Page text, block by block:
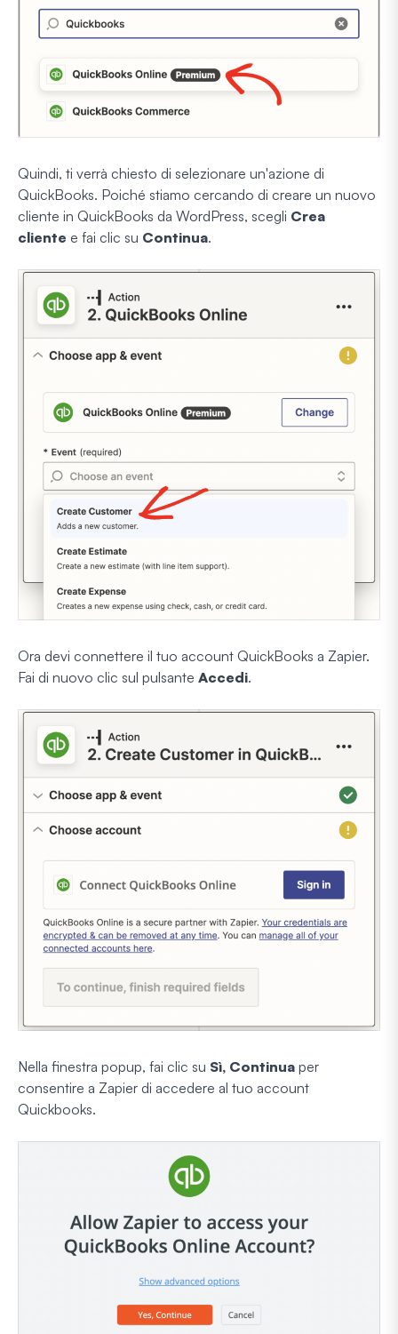
Quindi, ti verrà chiesto di selezionare un'azione di
QuickBooks. Poiché stiamo cercando di creare un nuovo
cliente in QuickBooks da WordPress, scegli Crea
cliente e fai clic su Continua.
Ora devi connettere il tuo account QuickBooks a Zapier.
Fai di nuovo clic sul pulsante Accedi.
Nella finestra popup, fai clic su Sì, Continua per
consentire a Zapier di accedere al tuo account
Quickbooks.